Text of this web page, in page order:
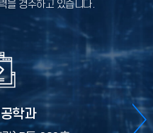
을 경주하고 있습니다.
학과